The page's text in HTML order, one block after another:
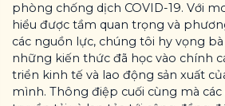
phòng chống dịch COVID-19. Với
hiểu được tầm quan trọng và
các nguồn lực, chúng tôi hy vọng
những kiến thức đã học vào chính
triển kinh tế và lao động sản xuất
mình. Thông điệp cuối cùng mà